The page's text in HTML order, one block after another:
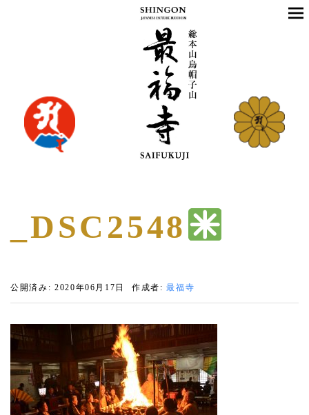
_DSC2548
公開済み: 2020年06月17日 作成者:最福寺